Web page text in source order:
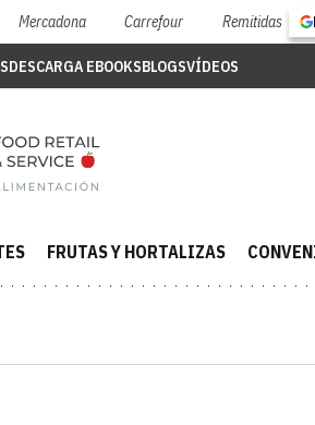
Mercadona Carrefour Remitidas
DESCARGA EBOOKSBLOGSVÍDEOS
FRUTAS Y HORTALIZAS